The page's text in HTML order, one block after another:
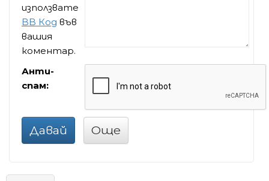
използвате
BB Код във
вашия
коментар.
Анти-
спам:
Давай Още